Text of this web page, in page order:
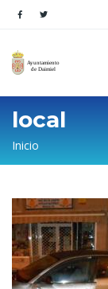
local
enlaces
de
ayuda
a
la
Inicio